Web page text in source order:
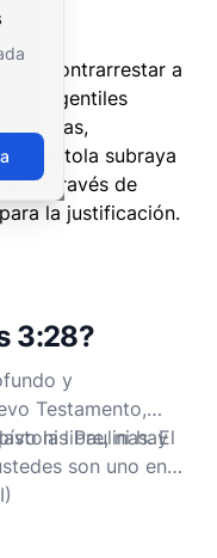
contrarrestar a
gentiles
judías,
epístola subraya
a través de
la justificación.
3:28?
y
Testamento,
Paulinas. El
ni libre, ni hay
son uno en